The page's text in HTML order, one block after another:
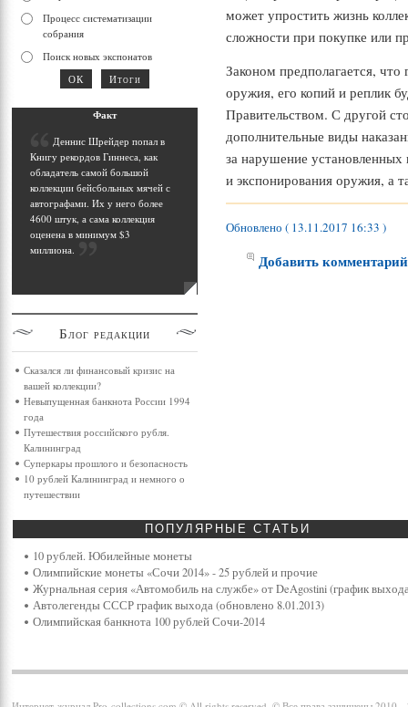
может упростить жизнь
сложности при покупке или
Законом предполагается, что
оружия, его копий и реплик
Правительством. С другой
дополнительные виды
за нарушение установленных
и экспонирования оружия, а
Обновлено ( 13.11.2017 16:33 )
Добавить комментарий
Процесс систематизации
собрания
Поиск новых экспонатов
Факт
Деннис Шрейдер попал в
Книгу рекордов Гиннеса, как
обладатель самой большой
коллекции бейсбольных мячей с
автографами. Их у него более
4600 штук, а сама коллекция
оценена в минимум $3
миллиона.
Блог редакции
Сказался ли финансовый кризис на
вашей коллекции?
Невыпущенная банкнота России 1994
года
Путешествия российского рубля.
Калининград
Суперкары прошлого и безопасность
10 рублей Калининград и немного о
путешествии
ПОПУЛЯРНЫЕ СТАТЬИ
10 рублей. Юбилейные монеты
Олимпийские монеты «Сочи 2014» - 25 рублей и прочие
Журнальная серия «Автомобиль на службе» от DeAgostini (график
Автолегенды СССР график выхода (обновлено 8.01.2013)
Олимпийская банкнота 100 рублей Сочи-2014